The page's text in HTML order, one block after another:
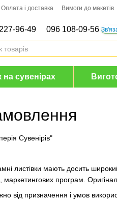
Оплата і доставка Вимоги до макетів
96-49 096 108-09-56
на сувенірах
листівки мають досить
маркетингових програм.
від призначення і умов
Сувенірів"